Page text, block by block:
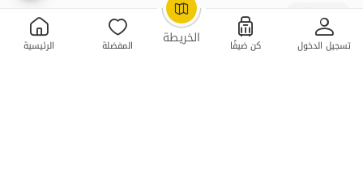
الخريطة تسجيل الدخول كن ضيفًا المفضلة الرئيسية
OpenStreetMap